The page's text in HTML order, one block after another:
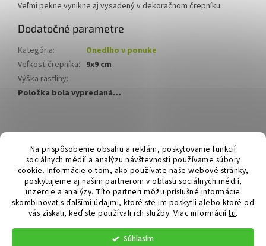
Na prispôsobenie obsahu a reklám, poskytovanie funkcií
sociálnych médií a analýzu návštevnosti používame súbory
cookie. Informácie o tom, ako používate naše webové stránky,
poskytujeme aj našim partnerom v oblasti sociálnych médií,
inzercie a analýzy. Títo partneri môžu príslušné informácie
skombinovať s ďalšími údajmi, ktoré ste im poskytli alebo ktoré od
vás získali, keď ste používali ich služby. Viac informáciítu.
Súhlasím
Veľmi pekne vynikne aj vysadený v dekoračnom črepníku.
Dodatočné parametre
Kategória:
Onedlho v ponuke
Veľkosť črepníka: 9x9 cm
Výška rastliny:
Položka bola vypredaná…
á
Hurmikaki.com
Vytvoril Shoptet